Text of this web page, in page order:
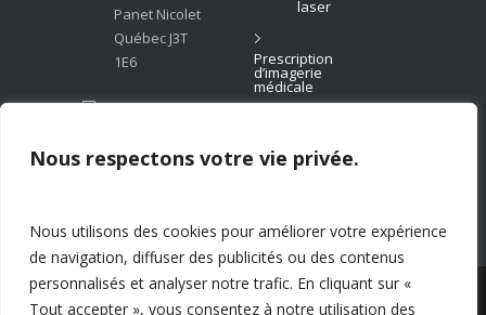
Nous respectons votre vie privée.
Nous utilisons des cookies pour améliorer votre expérience
de navigation, diffuser des publicités ou des contenus
personnalisés et analyser notre trafic. En cliquant sur «
Tout accepter », vous consentez à notre utilisation des
Panet Nicolet
Québec J3T
1E6
(819)
6999
laser
Prescription
d’imagerie
médicale
© 2026 Clinique podiatrique de Nicolet. Tous